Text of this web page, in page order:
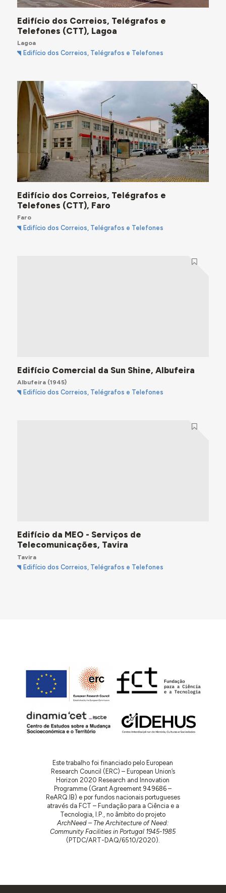
Edifício dos Correios, Telégrafos e
Telefones (CTT), Lagoa
Lagoa
Edifício dos Correios, Telégrafos e Telefones
Edifício dos Correios, Telégrafos e
Telefones (CTT), Faro
Faro
Edifício dos Correios, Telégrafos e Telefones
Edifício Comercial da Sun Shine, Albufeira
Albufeira(1945)
Edifício dos Correios, Telégrafos e Telefones
Edifício da MEO - Serviços de
Telecomunicações, Tavira
Tavira
Edifício dos Correios, Telégrafos e Telefones
Este trabalho foi financiado pelo European
Research Council (ERC) – European Union’s
Horizon 2020 Research and Innovation
Programme (Grant Agreement 949686 –
ReARQ.IB) e por fundos nacionais portugueses
através da FCT – Fundação para a Ciência e a
Tecnologia, I.P., no âmbito do projeto
ArchNeed – The Architecture of Need:
Community Facilities in Portugal 1945-1985
(PTDC/ART-DAQ/6510/2020).